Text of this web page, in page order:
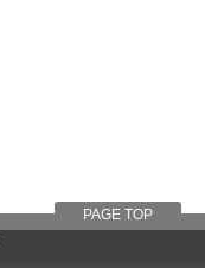
PAGE TOP